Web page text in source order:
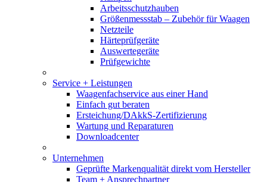
Arbeitsschutzhauben
Größenmessstab – Zubehör für Waagen
Netzteile
Härteprüfgeräte
Auswertegeräte
Prüfgewichte
Service + Leistungen
Waagenfachservice aus einer Hand
Einfach gut beraten
Ersteichung/DAkkS-Zertifizierung
Wartung und Reparaturen
Downloadcenter
Unternehmen
Geprüfte Markenqualität direkt vom Hersteller
Team + Ansprechpartner